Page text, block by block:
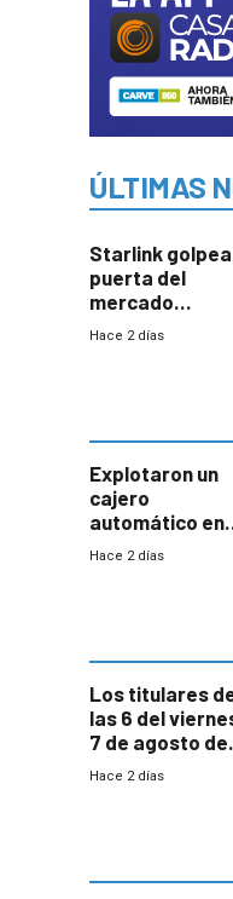
ÚLTIMAS
Starlink
puerta del
mercado
uruguayo y Antel
con mayor
miedo”
Hace 2 días
Explotaron un
cajero
automático en
Parque Miramar;
Hace 2 días
Los titulares
las 6 del
7 de agosto de
2026
Hace 2 días